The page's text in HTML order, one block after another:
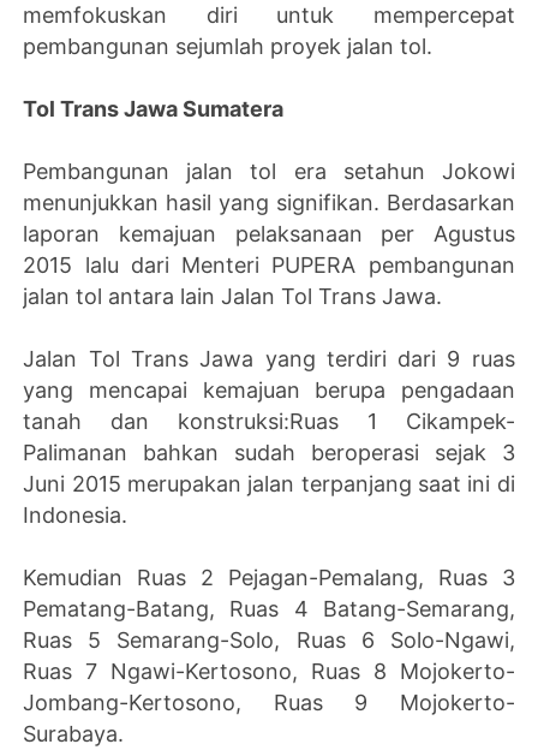
memfokuskan diri untuk mempercepat
pembangunan sejumlah proyek jalan tol.
Tol Trans Jawa Sumatera
Pembangunan jalan tol era setahun Jokowi
menunjukkan hasil yang signifikan. Berdasarkan
laporan kemajuan pelaksanaan per Agustus
2015 lalu dari Menteri PUPERA pembangunan
jalan tol antara lain Jalan Tol Trans Jawa.
Jalan Tol Trans Jawa yang terdiri dari 9 ruas
yang mencapai kemajuan berupa pengadaan
tanah dan konstruksi:Ruas 1 Cikampek-
Palimanan bahkan sudah beroperasi sejak 3
Juni 2015 merupakan jalan terpanjang saat ini di
Indonesia.
Kemudian Ruas 2 Pejagan-Pemalang, Ruas 3
Pematang-Batang, Ruas 4 Batang-Semarang,
Ruas 5 Semarang-Solo, Ruas 6 Solo-Ngawi,
Ruas 7 Ngawi-Kertosono, Ruas 8 Mojokerto-
Jombang-Kertosono, Ruas 9 Mojokerto-
Surabaya.